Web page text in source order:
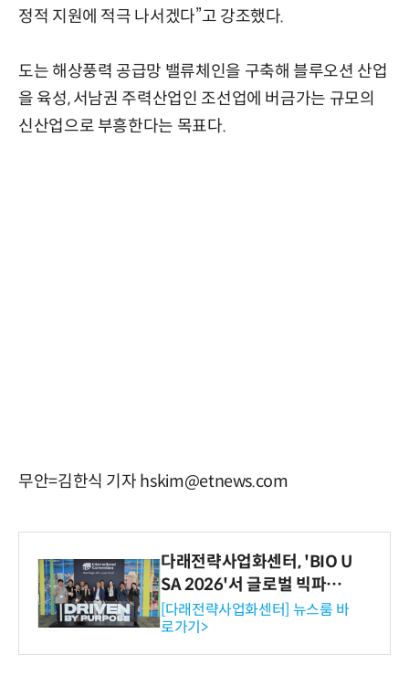
정적 지원에 적극 나서겠다”고 강조했다.
도는 해상풍력 공급망 밸류체인을 구축해 블루오션 산업
을 육성, 서남권 주력산업인 조선업에 버금가는 규모의
신산업으로 부흥한다는 목표다.
무안=김한식 기자 hskim@etnews.com
다래전략사업화센터, 'BIO U
SA 2026'서 글로벌 빅파마
와의 비즈니스 미팅 지원…K
-바이오 해외 진출 교두보 확
보
[다래전략사업화센터] 뉴스룸 바
로가기>